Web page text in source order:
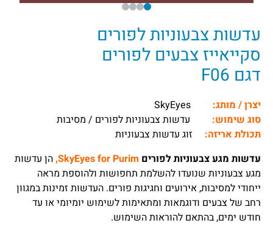
עדשות צבעוניות לפורים
סקייאייז צבעים לפורים
דגם F06
יצרן / מותג:
סוג שימוש:
עדשות צבעוניות לפורים / מסיבות
תכולת אריזה:
זוג עדשות צבעוניות
עדשות מגע צבעוניות לפורים SkyEyes for Purim, הן עדשות
מגע צבעוניות שנועדו להשלמת תחפושות ולהוספת מראה
ייחודי למסיבות, אירועים וחגיגות פורים. העדשות זמינות במגוון
רחב של צבעים ודוגמאות ומתאימות לשימוש יומיומי או עד
חודש ימים, בהתאם להוראות השימוש.